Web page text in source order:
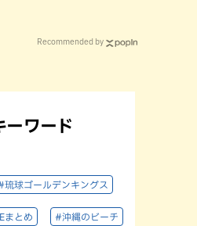
Recommended by
ーワード
琉球ゴールデンキングス
まとめ #沖縄のビーチ